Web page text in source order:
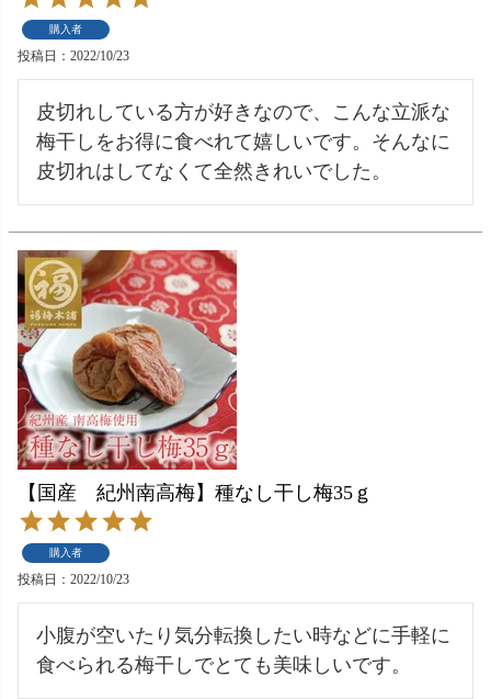
購入者
投稿日 2022/10/23
皮切れしている方が好きなので、こんな立派な
梅干しをお得に食べれて嬉しいです。そんなに
皮切れはしてなくて全然きれいでした。
【国産 紀州南高梅】種なし干し梅35ｇ
購入者
投稿日 2022/10/23
小腹が空いたり気分転換したい時などに手軽に
食べられる梅干しでとても美味しいです。